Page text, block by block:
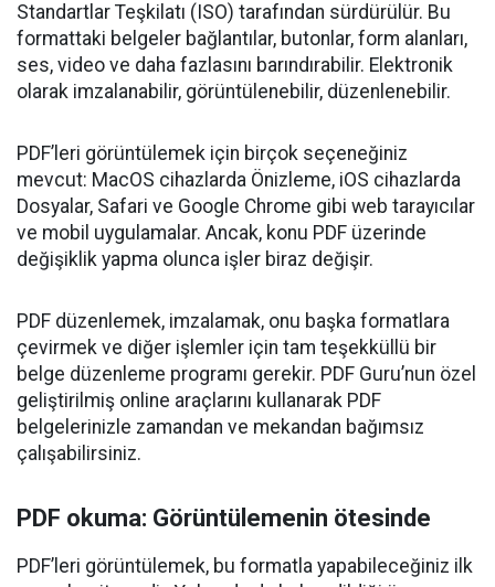
Standartlar Teşkilatı (ISO) tarafından sürdürülür. Bu
formattaki belgeler bağlantılar, butonlar, form alanları,
ses, video ve daha fazlasını barındırabilir. Elektronik
olarak imzalanabilir, görüntülenebilir, düzenlenebilir.
PDF’leri görüntülemek için birçok seçeneğiniz
mevcut: MacOS cihazlarda Önizleme, iOS cihazlarda
Dosyalar, Safari ve Google Chrome gibi web tarayıcılar
ve mobil uygulamalar. Ancak, konu PDF üzerinde
değişiklik yapma olunca işler biraz değişir.
PDF düzenlemek, imzalamak, onu başka formatlara
çevirmek ve diğer işlemler için tam teşekküllü bir
belge düzenleme programı gerekir. PDF Guru’nun özel
geliştirilmiş online araçlarını kullanarak PDF
belgelerinizle zamandan ve mekandan bağımsız
çalışabilirsiniz.
PDF okuma: Görüntülemenin ötesinde
PDF’leri görüntülemek, bu formatla yapabileceğiniz ilk